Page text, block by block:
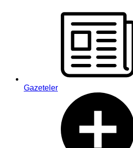
Gazeteler